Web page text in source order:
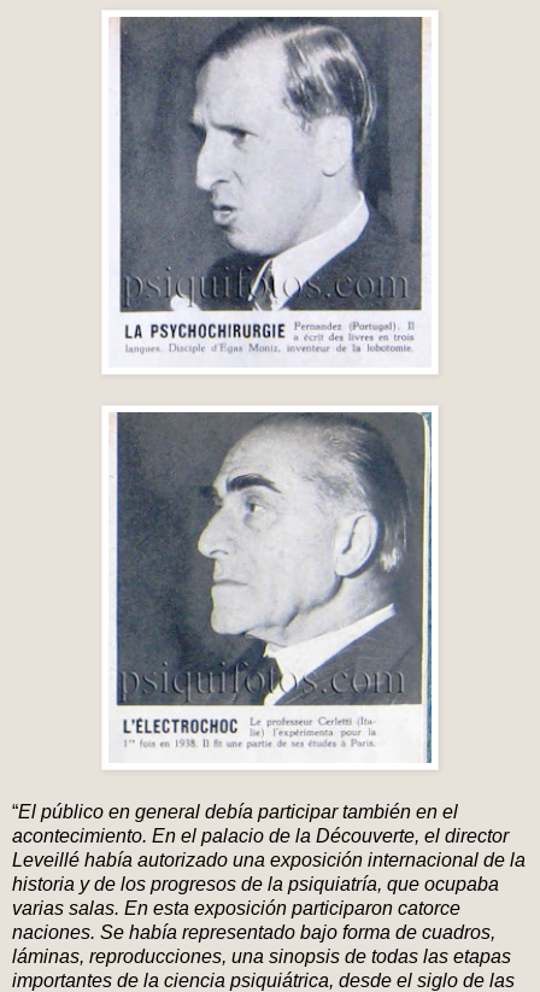
“El público en general debía participar también en el
acontecimiento. En el palacio de la Découverte, el director
Leveillé había autorizado una exposición internacional de la
historia y de los progresos de la psiquiatría, que ocupaba
varias salas. En esta exposición participaron catorce
naciones. Se había representado bajo forma de cuadros,
láminas, reproducciones, una sinopsis de todas las etapas
importantes de la ciencia psiquiátrica, desde el siglo de las